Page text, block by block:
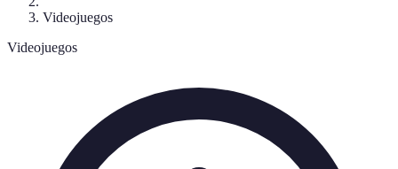
Videojuegos
Videojuegos